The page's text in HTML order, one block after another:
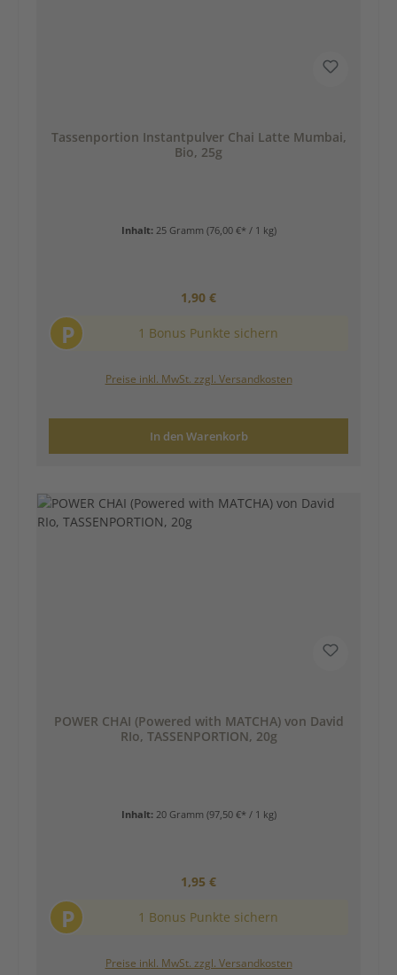
Tassenportion Instantpulver Chai Latte Mumbai,
Bio, 25g
Inhalt: 25 Gramm (76,00 €* / 1 kg)
Regulärer Preis:
1,90 €
P 1 Bonus Punkte sichern
Preise inkl. MwSt. zzgl. Versandkosten
In den Warenkorb
POWER CHAI (Powered with MATCHA) von David
RIo, TASSENPORTION, 20g
Inhalt: 20 Gramm (97,50 €* / 1 kg)
Regulärer Preis:
1,95 €
P 1 Bonus Punkte sichern
Preise inkl. MwSt. zzgl. Versandkosten